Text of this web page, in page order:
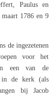
Paulus en
1786 en 9
de ingezetenen
voor het
een van de
in de kerk (als
bij Jacob